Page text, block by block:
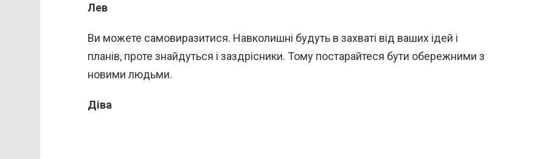
Лев
Ви можете самовиразитися. Навколишні будуть в захваті від ваших ідей і
планів, проте знайдуться і заздрісники. Тому постарайтеся бути обережними з
новими людьми.
Діва